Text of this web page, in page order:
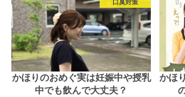
口臭対策
かほりのおめぐ実は妊娠中や授乳
中でも飲んで大丈夫？
かほ